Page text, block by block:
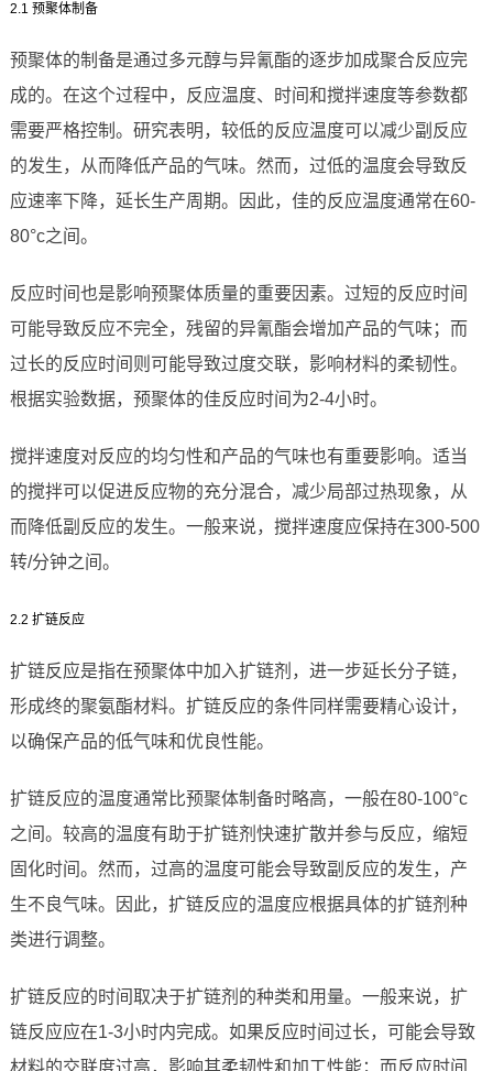
2.1 预聚体制备
预聚体的制备是通过多元醇与异氰酯的逐步加成聚合反应完
成的。在这个过程中，反应温度、时间和搅拌速度等参数都
需要严格控制。研究表明，较低的反应温度可以减少副反应
的发生，从而降低产品的气味。然而，过低的温度会导致反
应速率下降，延长生产周期。因此，佳的反应温度通常在60-
80°c之间。
反应时间也是影响预聚体质量的重要因素。过短的反应时间
可能导致反应不完全，残留的异氰酯会增加产品的气味；而
过长的反应时间则可能导致过度交联，影响材料的柔韧性。
根据实验数据，预聚体的佳反应时间为2-4小时。
搅拌速度对反应的均匀性和产品的气味也有重要影响。适当
的搅拌可以促进反应物的充分混合，减少局部过热现象，从
而降低副反应的发生。一般来说，搅拌速度应保持在300-500
转/分钟之间。
2.2 扩链反应
扩链反应是指在预聚体中加入扩链剂，进一步延长分子链，
形成终的聚氨酯材料。扩链反应的条件同样需要精心设计，
以确保产品的低气味和优良性能。
扩链反应的温度通常比预聚体制备时略高，一般在80-100°c
之间。较高的温度有助于扩链剂快速扩散并参与反应，缩短
固化时间。然而，过高的温度可能会导致副反应的发生，产
生不良气味。因此，扩链反应的温度应根据具体的扩链剂种
类进行调整。
扩链反应的时间取决于扩链剂的种类和用量。一般来说，扩
链反应应在1-3小时内完成。如果反应时间过长，可能会导致